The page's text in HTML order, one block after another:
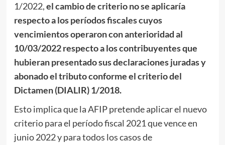
1/2022,el cambio de criterio no se aplicaría
respecto a los períodos fiscales cuyos
vencimientos operaron con anterioridad al
10/03/2022 respecto a los contribuyentes que
hubieran presentado sus declaraciones juradas y
abonado el tributo conforme el criterio del
Dictamen (DIALIR) 1/2018.
Esto implica que la AFIP pretende aplicar el nuevo
criterio para el período fiscal 2021 que vence en
junio 2022 y para todos los casos de